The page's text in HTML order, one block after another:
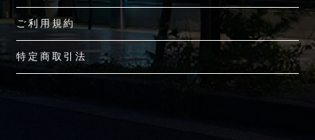
ご利用規約
特定商取引法